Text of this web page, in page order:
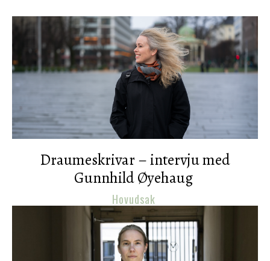
Draumeskrivar – intervju med
Gunnhild Øyehaug
Hovudsak